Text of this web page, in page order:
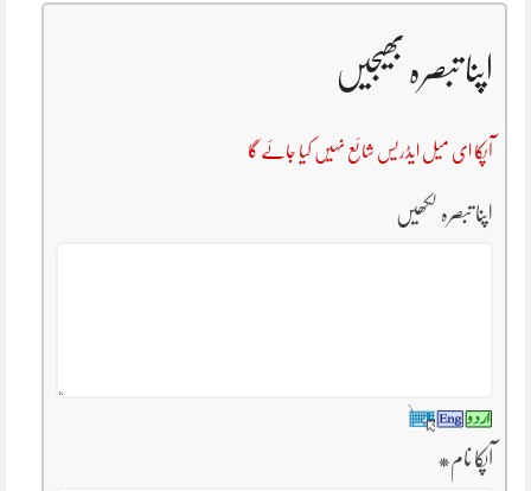
اپنا تبصرہ بھیجیں
آپکا ای میل ایڈریس شائع نہیں کیا جائے گا
اپنا تبصرہ لکھیں
آپکا نام*